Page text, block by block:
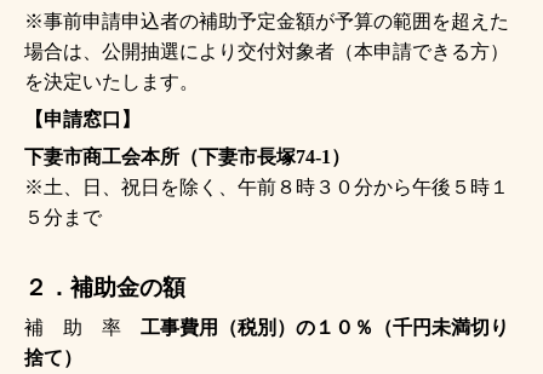
※事前申請申込者の補助予定金額が予算の範囲を超えた
場合は、公開抽選により交付対象者（本申請できる方）
を決定いたします。
【申請窓口】
下妻市商工会本所（下妻市長塚74-1）
※土、日、祝日を除く、午前８時３０分から午後５時１
５分まで
２．補助金の額
補 助 率 工事費用（税別）の１０％（千円未満切り
捨て）